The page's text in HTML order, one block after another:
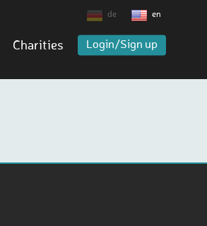
de en
Charities Login/Sign up